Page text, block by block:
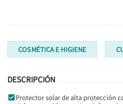
COSMÉTICA E HIGIENE
DESCRIPCIÓN
Protector solar de alta protección